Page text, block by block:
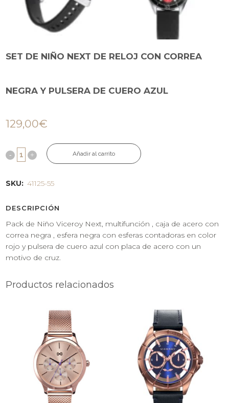
SET DE NIÑO NEXT DE RELOJ CON CORREA
NEGRA Y PULSERA DE CUERO AZUL
129,00€
Añadir al carrito
SKU: 41125-55
DESCRIPCIÓN
Pack de Niño Viceroy Next, multifunción , caja de acero con
correa negra , esfera negra con esferas contadoras en color
rojo y pulsera de cuero azul con placa de acero con un
motivo de cruz.
Productos relacionados